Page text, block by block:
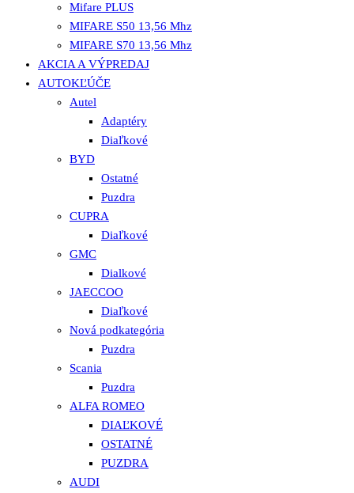
Mifare PLUS
MIFARE S50 13,56 Mhz
MIFARE S70 13,56 Mhz
AKCIA A VÝPREDAJ
AUTOKĽÚČE
Autel
Adaptéry
Diaľkové
BYD
Ostatné
Puzdra
CUPRA
Diaľkové
GMC
Dialkové
JAECCOO
Diaľkové
Nová podkategória
Puzdra
Scania
Puzdra
ALFA ROMEO
DIAĽKOVÉ
OSTATNÉ
PUZDRA
AUDI